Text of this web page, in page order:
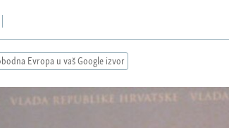
Evropa u vaš Google izvor